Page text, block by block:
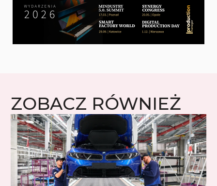
ZOBACZ RÓWNIEŻ